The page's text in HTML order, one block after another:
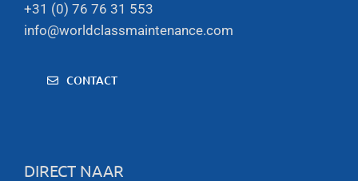
+31 (0) 76 76 31 553
info@worldclassmaintenance.com
CONTACT
DIRECT NAAR